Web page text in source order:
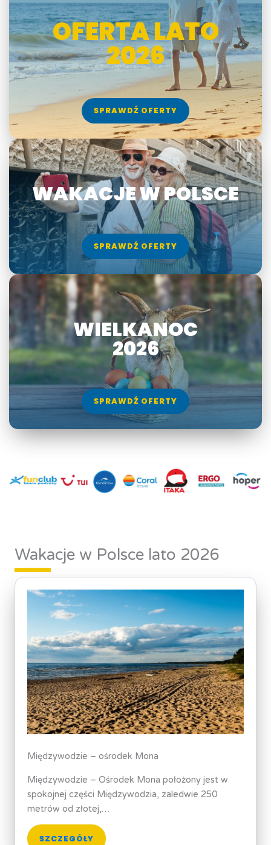
OFERTA LATO
2026
SPRAWDŹ OFERTY
WAKACJE W POLSCE
SPRAWDŹ OFERTY
WIELKANOC
2026
SPRAWDŹ OFERTY
Wakacje w Polsce lato 2026
Międzywodzie – ośrodek Mona
Międzywodzie – Ośrodek Mona położony jest w
spokojnej części Międzywodzia, zaledwie 250
metrów od złotej,…
SZCZEGÓŁY